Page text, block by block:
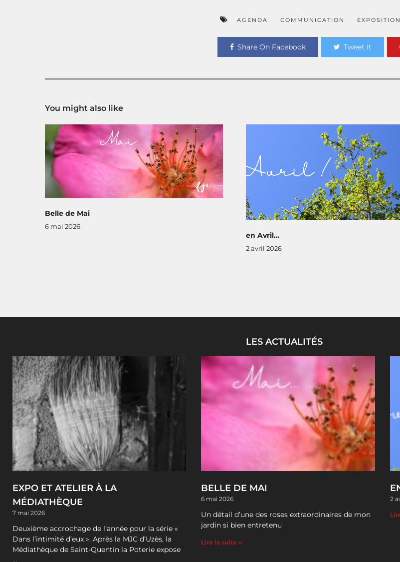
AGENDA COMMUNICATION EXPOSITION
Share On Facebook Tweet It
You might also like
Belle de Mai
6 mai 2026
en Avril…
2 avril 2026
LES ACTUALITÉS
EXPO ET ATELIER À LA
MÉDIATHÈQUE
7 mai 2026
Deuxième accrochage de l’année pour la série «
Dans l’intimité d’eux ». Après la MJC d’Uzès, la
Médiathèque de Saint-Quentin la Poterie expose
…
BELLE DE MAI
6 mai 2026
Un détail d’une des roses extraordinaires de mon
jardin si bien entretenu
Lire la suite »
2